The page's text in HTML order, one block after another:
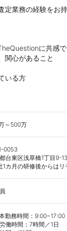
定業務の経験をお
に共感
関心があること
いる方
～500万
0053
台東区浅草橋1丁目9-
1カ月の研修後からは
勤務時間：9:00~17:00
働時間：7時間／1日